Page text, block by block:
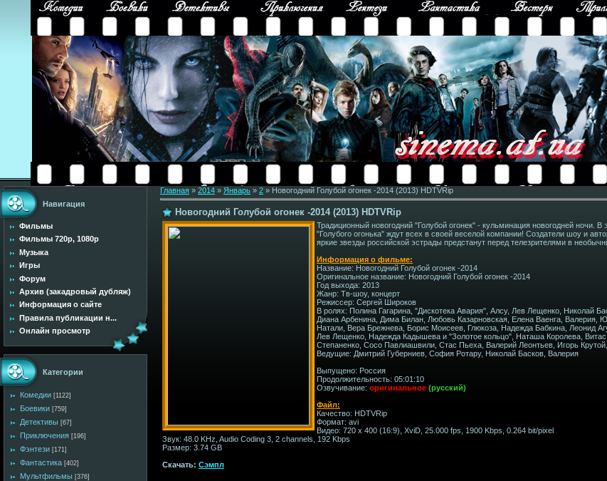
Навигация
Фильмы
Фильмы 720p, 1080p
Музыка
Игры
Форум
Архив (закадровый дубляж)
Информация о сайте
Правила публикации н...
Онлайн просмотр
Категории
Комедии [1122]
Боевики [759]
Детективы [67]
Приключения [196]
Фэнтези [171]
Фантастика [402]
Мультфильмы [376]
Главная » 2014 » Январь » 2 » Новогодний Голубой огонек -2014 (2013) HDTVRip
Новогодний Голубой огонек -2014 (2013) HDTVRip
Традиционный новогодний "Голубой огонек" - кульминация новогодней ночи. В
"Голубого огонька" ждут всех в своей веселой компании! Создатели шоу и
яркие звезды российской эстрады предстанут перед телезрителями в
Информация о фильме:
Название: Новогодний Голубой огонек -2014
Оригинальное название: Новогодний Голубой огонек -2014
Год выхода: 2013
Жанр: Тв-шоу, концерт
Режиссер: Сергей Широков
В ролях: Полина Гагарина, "Дискотека Авария", Алсу, Лев Лещенко, Николай
Диана Арбенина, Дима Билан, Любовь Казарновская, Елена Ваенга, Валерия,
Натали, Вера Брежнева, Борис Моисеев, Глюкоза, Надежда Бабкина, Леонид
Лев Лещенко, Надежда Кадышева и "Золотое кольцо", Наташа Королева,
Степаненко, Сосо Павлиашвили, Стас Пьеха, Валерий Леонтьев, Игорь
Ведущие: Дмитрий Губерниев, София Ротару, Николай Басков, Валерия
Выпущено: Россия
Продолжительность: 05:01:10
Озвучивание: оригинальное (русский)
Файл:
Качество: HDTVRip
Формат: avi
Видео: 720 x 400 (16:9), XviD, 25.000 fps, 1900 Kbps, 0.264 bit/pixel
Звук: 48.0 KHz, Audio Coding 3, 2 channels, 192 Kbps
Размер: 3.74 GB
Скачать: Сэмпл